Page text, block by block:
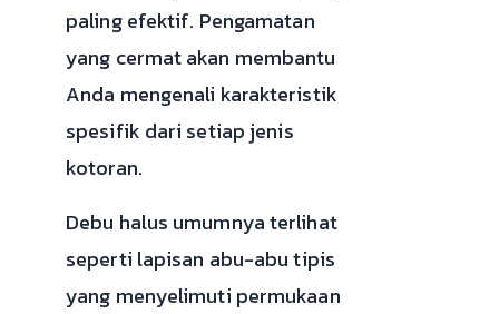
paling efektif. Pengamatan
yang cermat akan membantu
Anda mengenali karakteristik
spesifik dari setiap jenis
kotoran.
Debu halus umumnya terlihat
seperti lapisan abu-abu tipis
yang menyelimuti permukaan